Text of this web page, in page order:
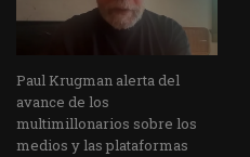
Paul Krugman alerta del
avance de los
multimillonarios sobre los
medios y las plataformas